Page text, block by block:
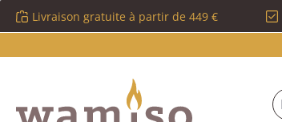
au contenu principal
Passer à la recherche
Passer à la navigation principale
Livraison gratuite à partir de 449 €